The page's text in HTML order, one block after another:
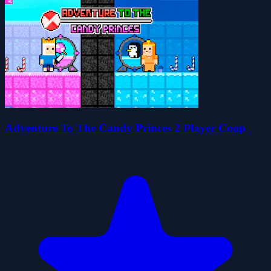
Adventure To The Candy Princes 2 Player Coop